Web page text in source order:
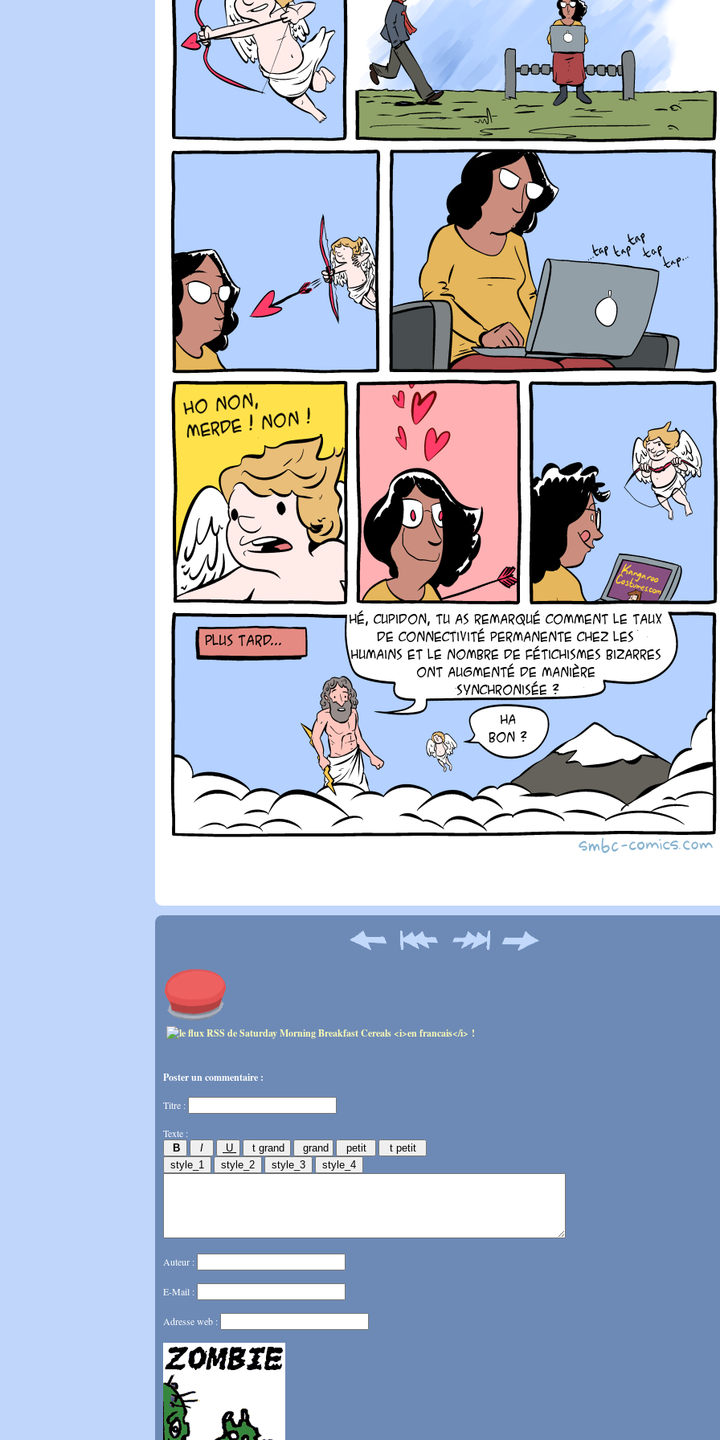
Poster un commentaire :
Titre :
Texte :
Auteur :
E-Mail :
Adresse web :